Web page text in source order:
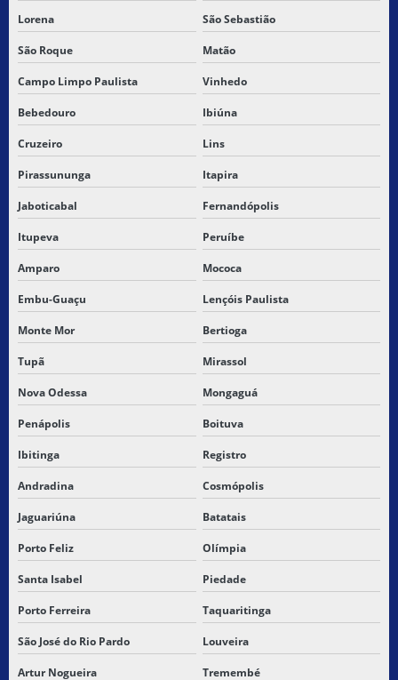
SERVIÇO DE ENTREGA RAPIDA SP
SERVIÇO DE TRANSPORTE DE CARGA
TABELA DE CARGAS FRACIONADAS
TERCEIRIZAÇÃO DO TRANSPORTE DE CARGAS
TRANSPORTADORA PARA BALSAS MARANHÃO
TRANSPORTADORA CARGA FRACIONADA
TRANSPORTADORA CARGA FRACIONADA NORDESTE
TRANSPORTADORA DE CARGAS
TRANSPORTADORA DE CARGAS PERIGOSAS
TRANSPORTADORA PARA CAXIAS MARANHÃO
TRANSPORTADORA DE ENTREGAS RAPIDAS
TRANSPORTADORA ENTREGAS URGENTES
TRANSPORTADORA PARA MARANHÃO
TRANSPORTADORA DE MERCADORIAS
TRANSPORTADORA NORDESTE
TRANSPORTADORA PARA SAO LUIS
Lorena São Sebastião
São Roque Matão
Campo Limpo Paulista Vinhedo
Bebedouro Ibiúna
Cruzeiro Lins
Pirassununga Itapira
Jaboticabal Fernandópolis
Itupeva Peruíbe
Amparo Mococa
Embu-Guaçu Lençóis Paulista
Monte Mor Bertioga
Tupã Mirassol
Nova Odessa Mongaguá
Penápolis Boituva
Ibitinga Registro
Andradina Cosmópolis
Jaguariúna Batatais
Porto Feliz Olímpia
Santa Isabel Piedade
Porto Ferreira Taquaritinga
São José do Rio Pardo Louveira
Artur Nogueira Tremembé